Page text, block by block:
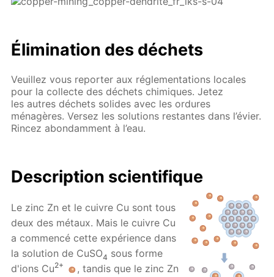
Élimination des déchets
Veuillez vous reporter aux réglementations locales
pour la collecte des déchets chimiques. Jetez
les autres déchets solides avec les ordures
ménagères. Versez les solutions restantes dans l’évier.
Rincez abondamment à l’eau.
Description scientifique
Le zinc Zn et le cuivre Cu sont tous
deux des métaux. Mais le cuivre Cu
a commencé cette expérience dans
la solution de CuSO4 sous forme
d'ions Cu2+
, tandis que le zinc Zn